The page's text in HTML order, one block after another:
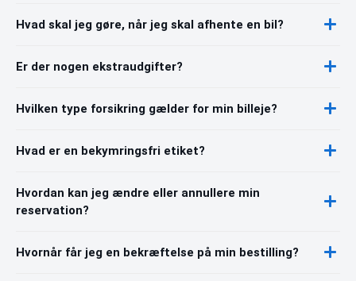
Hvad skal jeg gøre, når jeg skal afhente en bil?
Er der nogen ekstraudgifter?
Hvilken type forsikring gælder for min billeje?
Hvad er en bekymringsfri etiket?
Hvordan kan jeg ændre eller annullere min
reservation?
Hvornår får jeg en bekræftelse på min bestilling?